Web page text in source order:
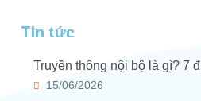
Tin tức
Truyền thông nội bộ là gì? 7 đ
15/06/2026